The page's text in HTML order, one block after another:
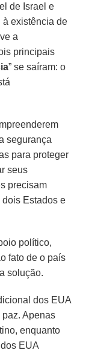
de Israel e
à existência de
a
principais
” se saíram: o
segurança
para proteger
seus
precisam
dois Estados e
político,
fato de o país
solução.
dos EUA
Apenas
enquanto
EUA